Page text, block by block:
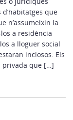
que
n’assumeixin la
a residència
a lloguer social
inclosos: Els
privada que […]